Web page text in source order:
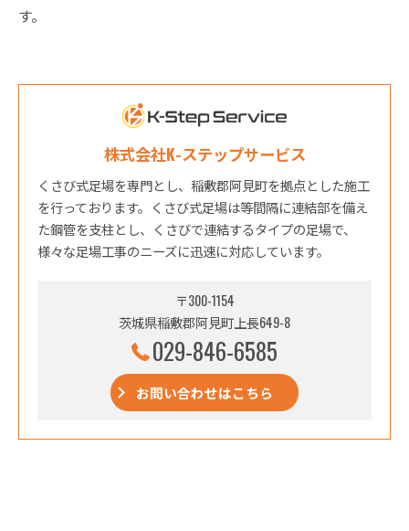
す。
株式会社K-ステップサービス
くさび式足場を専門とし、稲敷郡阿見町を拠点とした施工
を行っております。くさび式足場は等間隔に連結部を備え
た鋼管を支柱とし、くさびで連結するタイプの足場で、
様々な足場工事のニーズに迅速に対応しています。
〒300-1154
茨城県稲敷郡阿見町上長649-8
029-846-6585
お問い合わせはこちら